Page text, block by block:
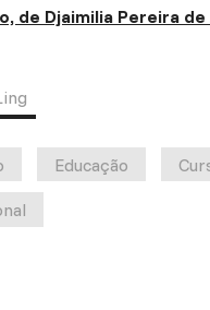
de Djaimilia Pereira
Educação